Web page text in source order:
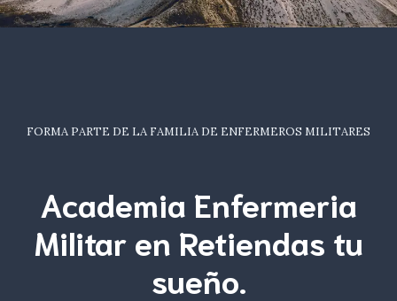
FORMA PARTE DE LA FAMILIA DE ENFERMEROS MILITARES
Academia Enfermeria
Militar en Retiendas tu
sueño.